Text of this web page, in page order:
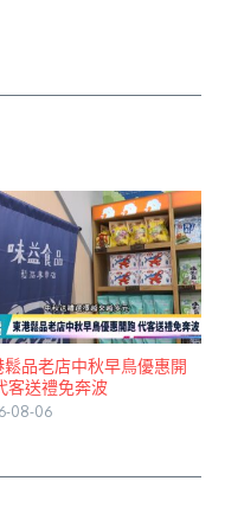
鬆品老店中秋早鳥優惠開
客送禮免奔波
08-06